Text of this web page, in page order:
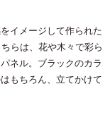
イメージして作られた
らは、花や木々で彩ら
ネル。ブラックのカラ
もちろん、立てかけて